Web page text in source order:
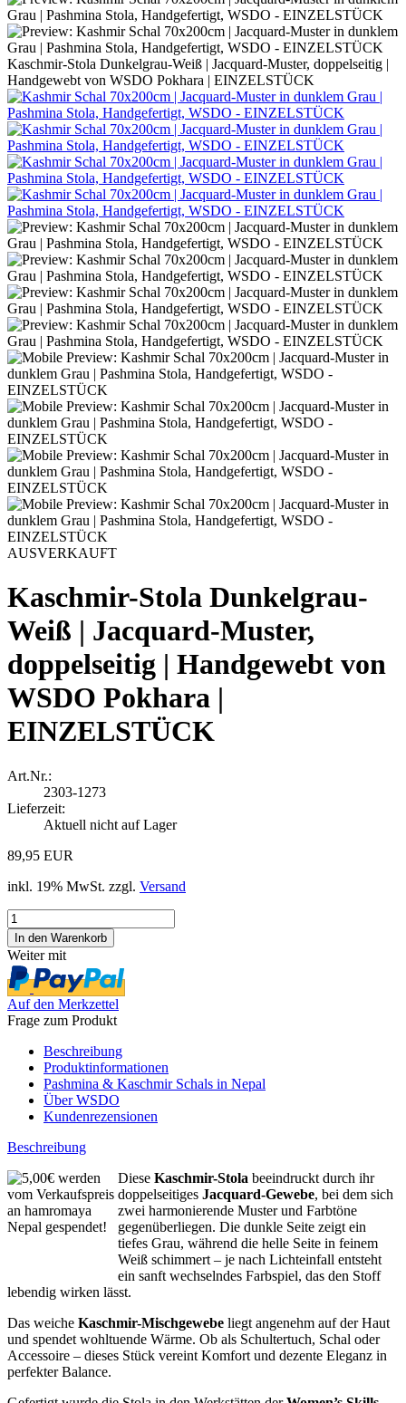
Kaschmir-Stola Dunkelgrau-Weiß | Jacquard-Muster, doppelseitig |
Handgewebt von WSDO Pokhara | EINZELSTÜCK
AUSVERKAUFT
Kaschmir-Stola Dunkelgrau-
Weiß | Jacquard-Muster,
doppelseitig | Handgewebt von
WSDO Pokhara |
EINZELSTÜCK
Art.Nr.:
2303-1273
Lieferzeit:
Aktuell nicht auf Lager
89,95 EUR
inkl. 19% MwSt. zzgl. Versand
Weiter mit
Auf den Merkzettel
Frage zum Produkt
Beschreibung
Produktinformationen
Pashmina & Kaschmir Schals in Nepal
Über WSDO
Kundenrezensionen
Beschreibung
Diese Kaschmir-Stola beeindruckt durch ihr
doppelseitiges Jacquard-Gewebe, bei dem sich
zwei harmonierende Muster und Farbtöne
gegenüberliegen. Die dunkle Seite zeigt ein
tiefes Grau, während die helle Seite in feinem
Weiß schimmert – je nach Lichteinfall entsteht
ein sanft wechselndes Farbspiel, das den Stoff
lebendig wirken lässt.
Das weiche Kaschmir-Mischgewebe liegt angenehm auf der Haut
und spendet wohltuende Wärme. Ob als Schultertuch, Schal oder
Accessoire – dieses Stück vereint Komfort und dezente Eleganz in
perfekter Balance.